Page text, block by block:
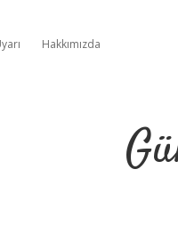
Hakkımızda